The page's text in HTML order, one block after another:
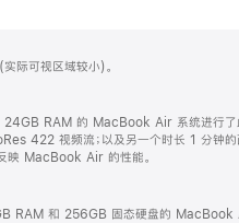
际可视区域较小)。
RAM 的 MacBook Air 系统进行
422 视频流；以及另一个时长 1 分钟的
映 MacBook Air 的性能。
和 256GB 固态硬盘的 MacBook